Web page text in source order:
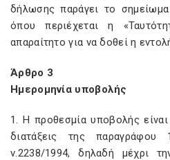
δήλωσης παράγει το
όπου περιέχεται η
απαραίτητο για να δοθεί η
Άρθρο 3
Ημερομηνία υποβολής
1. Η προθεσμία υποβολής
διατάξεις της
ν.2238/1994, δηλαδή μέχρι